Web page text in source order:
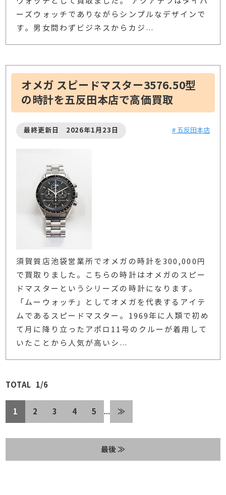
ーズウォッチでありながらシンプルなデザインで
す。男女問わずビジネスからカジ …
オメガ スピードマスター3576.50型
の時計を五反田本店で高価買取
最終更新日 2026年1月23日 # 五反田本店
須賀質店池袋営業所でオメガの時計を300,000円
で買取りました。こちらの時計はオメガのスピー
ドマスターというシリーズの時計になります。
「ムーウォッチ」としてオメガを代表するアイテ
ムであるスピードマスター。1969年に人類で初め
て月に降り立ったアポロ11号のクルーが着用して
いたことから人気が高いシ …
1/6
1 2 3 4 5 ... ≫
最後 ≫